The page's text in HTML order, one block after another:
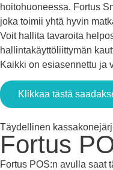
hoitohuoneessa. Fortus
joka toimii yhtä hyvin
Voit hallita tavaroita
hallintakäyttöliittymän
Kaikki on esiasennettu ja
Klikkaa tästä
Täydellinen
Fortus
Fortus POS:n avulla saat